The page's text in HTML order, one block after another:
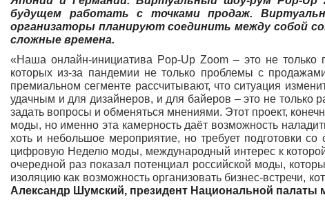
будущем работать с точками продаж.
организаторы планируют соединить между собой
сложные времена.
«Наша онлайн-инициатива Pop-Up Zoom – это не только
которых из-за пандемии не только проблемы с
премиальном сегменте рассчитывают, что ситуация
удачным и для дизайнеров, и для байеров – это не только
задать вопросы и обменяться мнениями. Этот проект,
моды, но именно эта камерность даёт возможность
хоть и небольшое мероприятие, но требует подготовки
цифровую Неделю моды, международный интерес к
очередной раз показал потенциал российской моды,
изоляцию как возможность организовать бизнес-встречи,
Александр Шумский, президент Национальной палаты